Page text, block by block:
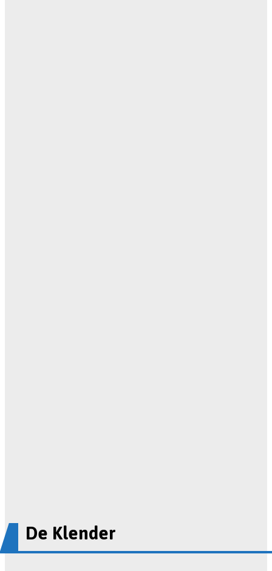
De Klender